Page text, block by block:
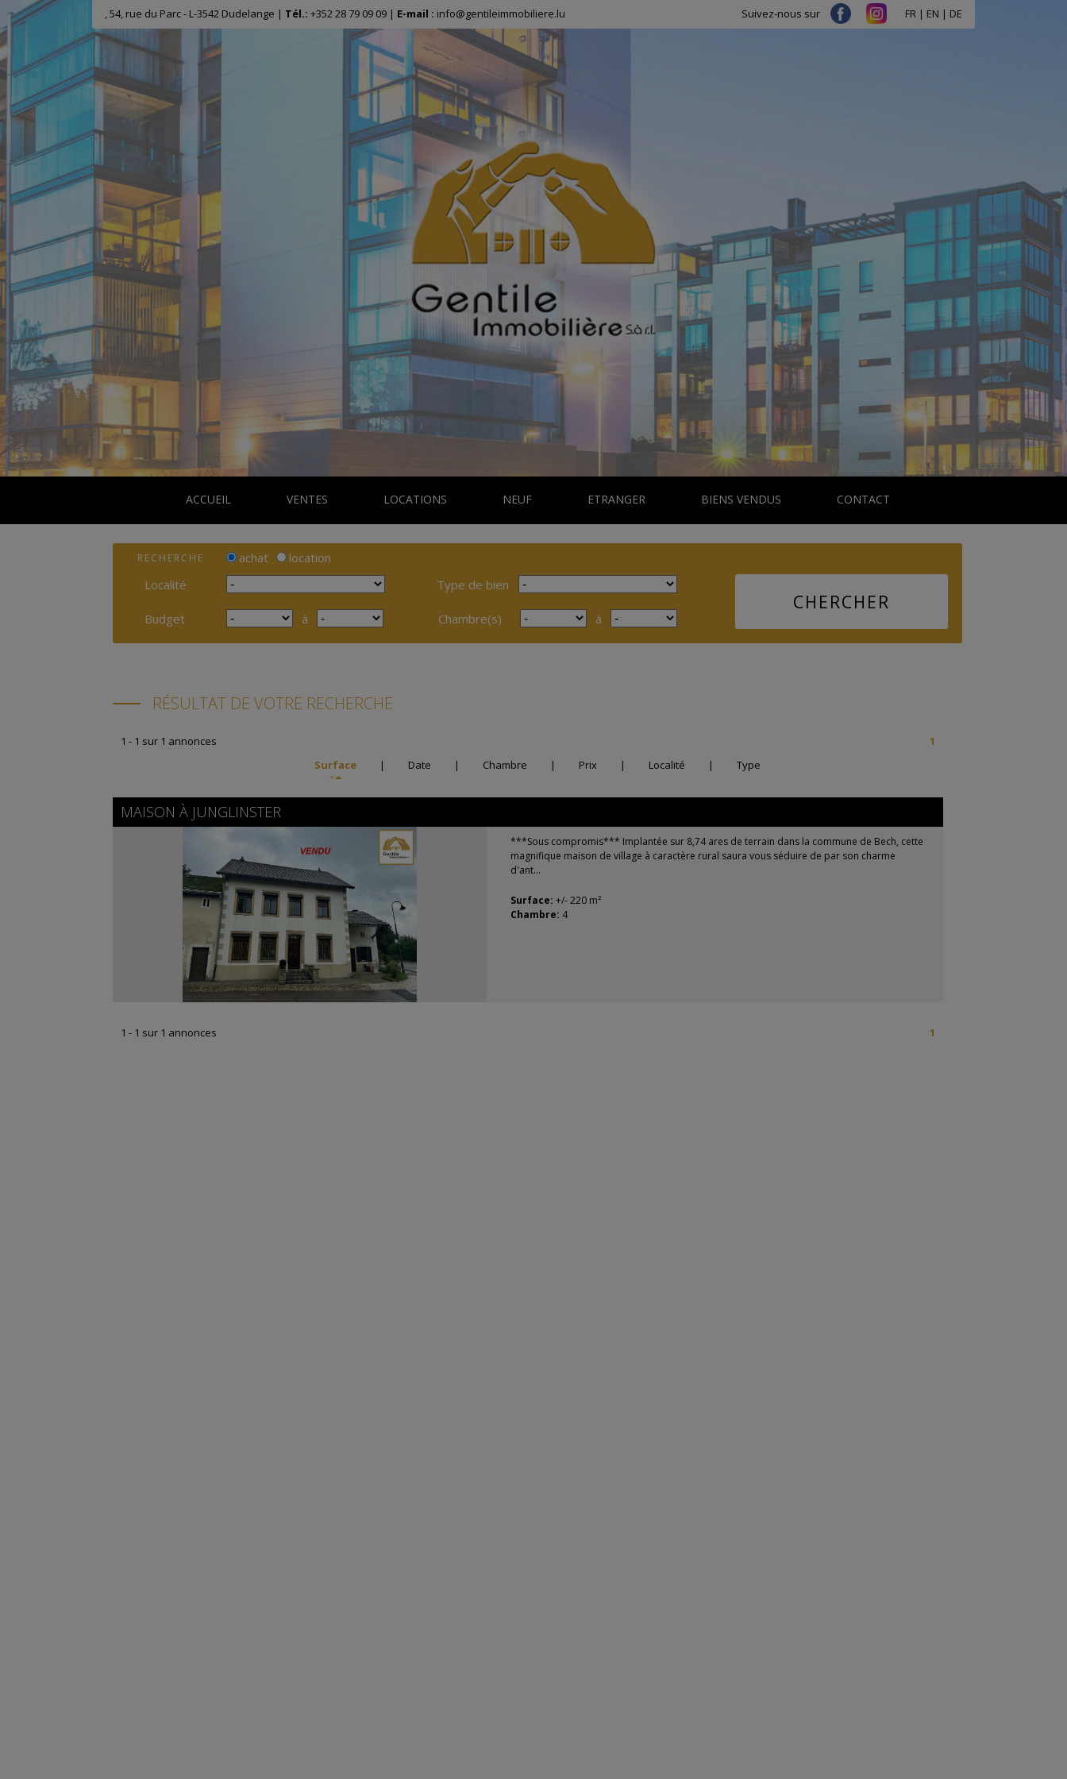
, 54, rue du Parc - L-3542 Dudelange | Tél.: +352 28 79 09 09 | E-mail : info@gentileimmobiliere.lu Suivez-nous sur FR | EN | DE
ACCUEIL VENTES LOCATIONS NEUF ETRANGER BIENS VENDUS CONTACT
RECHERCHE achat
location
Localité
Type de bien
Budget à Chambre(s) à
RÉSULTAT DE VOTRE RECHERCHE
1 - 1 sur 1 annonces
1
Surface
| Date | Chambre | Prix | Localité | Type
MAISON À JUNGLINSTER
***Sous compromis*** Implantée sur 8,74 ares de terrain dans la commune de Bech, cette
magnifique maison de village à caractère rural saura vous séduire de par son charme
d'ant...
Surface: +/- 220 m²
Chambre: 4
1 - 1 sur 1 annonces 1